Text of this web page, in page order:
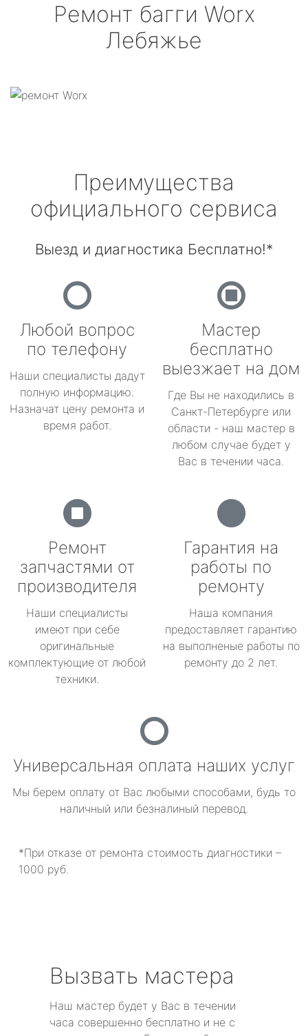
Ремонт багги Worx
Лебяжье
Преимущества
официального сервиса
Выезд и диагностика Бесплатно!*
Любой вопрос
по телефону
Наши специалисты дадут
полную информацию.
Назначат цену ремонта и
время работ.
Мастер
бесплатно
выезжает на дом
Где Вы не находились в
Санкт-Петербурге или
области - наш мастер в
любом случае будет у
Вас в течении часа.
Ремонт
запчастями от
производителя
Наши специалисты
имеют при себе
оригинальные
комплектующие от любой
техники.
Гарантия на
работы по
ремонту
Наша компания
предоставляет гарантию
на выполненые работы по
ремонту до 2 лет.
Универсальная оплата наших услуг
Мы берем оплату от Вас любыми способами, будь то
наличный или безналиный перевод.
*При отказе от ремонта стоимость диагностики –
1000 руб.
Вызвать мастера
Наш мастер будет у Вас в течении
часа совершенно бесплатно и не с